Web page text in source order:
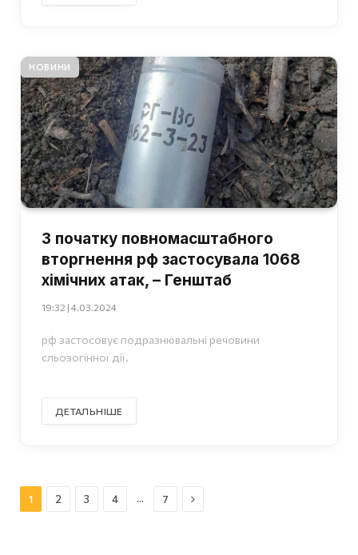
НОВИНИ
З початку повномасштабного
вторгнення рф застосувала 1068
хімічних атак, – Генштаб
19:32 | 4.03.2024
рф застосовує подразнювальні речовини
сльозогінної дії.
ДЕТАЛЬНІШЕ
1 2 3 4 … 7 Далі